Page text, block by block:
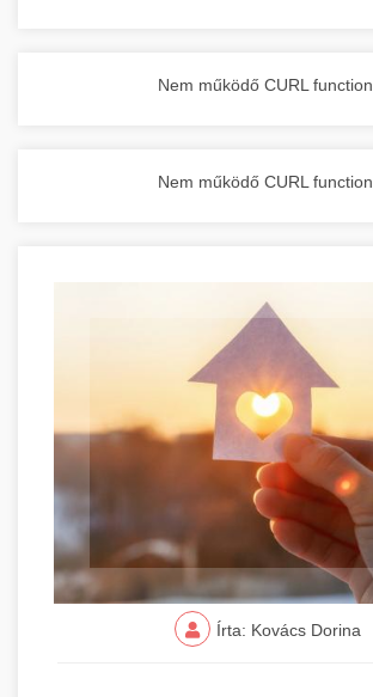
Nem működő CURL function.
Nem működő CURL function.
Írta: Kovács Dorina